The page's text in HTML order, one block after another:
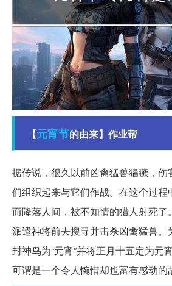
【元宵节的由来】作业帮
据传说，很久以前凶禽猛兽猖獗，伤
们组织起来与它们作战。在这个过程
而降落人间，被不知情的猎人射死了
派遣神将前去搜寻并击杀凶禽猛兽。
封神鸟为“元宵”并将正月十五定为元
可谓是一个令人惋惜却也富有感动的